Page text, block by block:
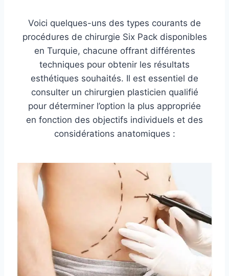
Voici quelques-uns des types courants de
procédures de chirurgie Six Pack disponibles
en Turquie, chacune offrant différentes
techniques pour obtenir les résultats
esthétiques souhaités. Il est essentiel de
consulter un chirurgien plasticien qualifié
pour déterminer l’option la plus appropriée
en fonction des objectifs individuels et des
considérations anatomiques :